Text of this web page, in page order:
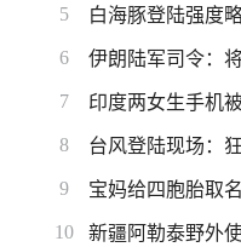
5 白海豚登陆强度
6 伊朗陆军司令：
7 印度两女生手机
8 台风登陆现场：
9 宝妈给四胞胎取
10 新疆阿勒泰野外